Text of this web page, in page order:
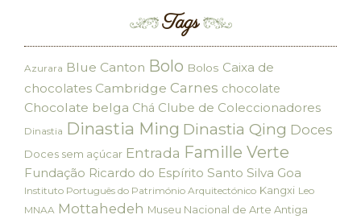
Tags
Azurara Blue Canton Bolo Bolos Caixa de
chocolates Cambridge Carnes chocolate
Chocolate belga Chá Clube de Coleccionadores
Dinastia Dinastia Ming Dinastia Qing Doces
Doces sem açúcar Entrada Famille Verte
Fundação Ricardo do Espírito Santo Silva Goa
Instituto Português do Património Arquitectónico Kangxi Leo
MNAA Mottahedeh Museu Nacional de Arte Antiga